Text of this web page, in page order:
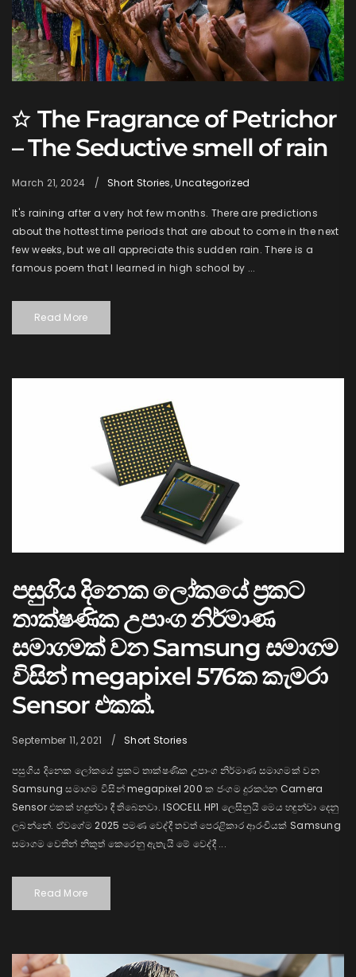
The Fragrance of Petrichor
– The Seductive smell of rain
March 21, 2024 Short Stories,Uncategorized
It's raining after a very hot few months. There are predictions
about the hottest time periods that are about to come in the next
few weeks, but we all appreciate this sudden rain. There is a
famous poem that I learned in high school by ...
Read More
පසුගිය දිනෙක ලෝකයේ ප්‍රකට
තාක්ෂණික උපාංග නිර්මාණ
සමාගමක් වන Samsung සමාගම
විසින් megapixel 576ක කැමරා
Sensor එකක්.
September 11, 2021 Short Stories
පසුගිය දිනෙක ලෝකයේ ප්‍රකට තාක්ෂණික උපාංග නිර්මාණ සමාගමක් වන
Samsung සමාගම විසින් megapixel 200 ක ජංගම දුරකථන Camera
Sensor එකක් හඳුන්වා දී තිබෙනවා. ISOCELL HP1 ලෙසිනුයි මෙය හඳුන්වා දෙනු
ලබන්නේ. ඒවගේම 2025 පමණ වෙද්දී තවත් පෙරළිකාර ආරංචියක් Samsung
සමාගම වෙතින් නිකුත් කෙරෙනු ඇතැයි මේ වෙද්දී ...
Read More